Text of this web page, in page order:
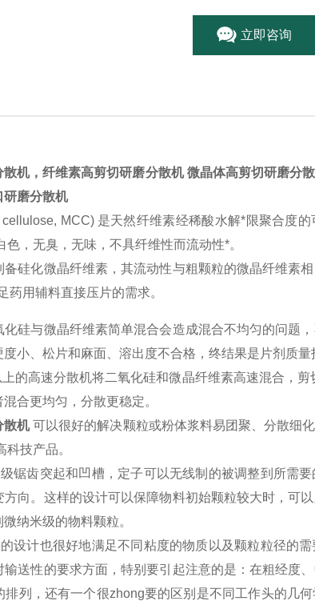
立即咨询
散机，纤维素高剪切研磨分散机 微晶体高剪切研磨分
研磨分散机
MCC) 是天然纤维素经稀酸水解*限聚合度
，无臭，无味，不具纤维性而流动性*。
硅化微晶纤维素，其流动性与粗颗粒的微晶纤维素
药用辅料直接压片的需求。
硅与微晶纤维素简单混合会造成混合不均匀的问题
小、松片和麻面、溶出度不合格，终结果是片剂质量
的高速分散机将二氧化硅和微晶纤维素高速混合，
合更均匀，分散更稳定。
散机 可以很好的解决颗粒或粉体浆料易团聚、分散细
技产品。
锯齿突起和凹槽，定子可以无线制的被调整到所需
向。这样的设计可以保障物料初始颗粒较大时，可
纳米级的物料颗粒。
设计也很好地满足不同粘度的物质以及颗粒粒径的
送性的要求方面，特别要引起注意的是：在粗经度
列，还有一个很zhong要的区别是不同工作头的几